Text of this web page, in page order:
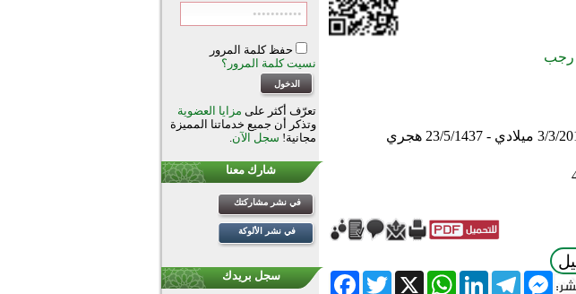
رجب
- 23/5/1437 هجري
FacebookTwitter X
WhatsAppLinkedInTelegram
Messenger
حفظ كلمة المرور
نسيت كلمة المرور؟
تعرّف أكثر على مزايا العضوية
وتذكر أن جميع خدماتنا المميزة
مجانية! سجل الآن.
شارك معنا
في نشر مشاركتك
في نشر الألوكة
سجل بريدك